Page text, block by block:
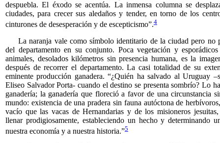
despuebla. El éxodo se acentúa. La inmensa columna se
ciudades, para crecer sus aledaños y tender, en torno de los
cinturones de desesperación y de escepticismo”.4
La naranja vale como símbolo identitario de la ciudad pero no
del departamento en su conjunto. Poca vegetación y
animales, desolados kilómetros sin presencia humana, es la
después de recorrer el departamento. La casi totalidad de su
eminente producción ganadera. “¿Quién ha salvado al Uruguay
Eliseo Salvador Porta- cuando el destino se presenta sombrío? Lo
ganadería; la ganadería que floreció a favor de una circunstancia
mundo: existencia de una pradera sin fauna autóctona de
vacío que las vacas de Hernandarias y de los misioneros
llenar prodigiosamente, estableciendo un hecho y determinando
nuestra economía y a nuestra historia.”5